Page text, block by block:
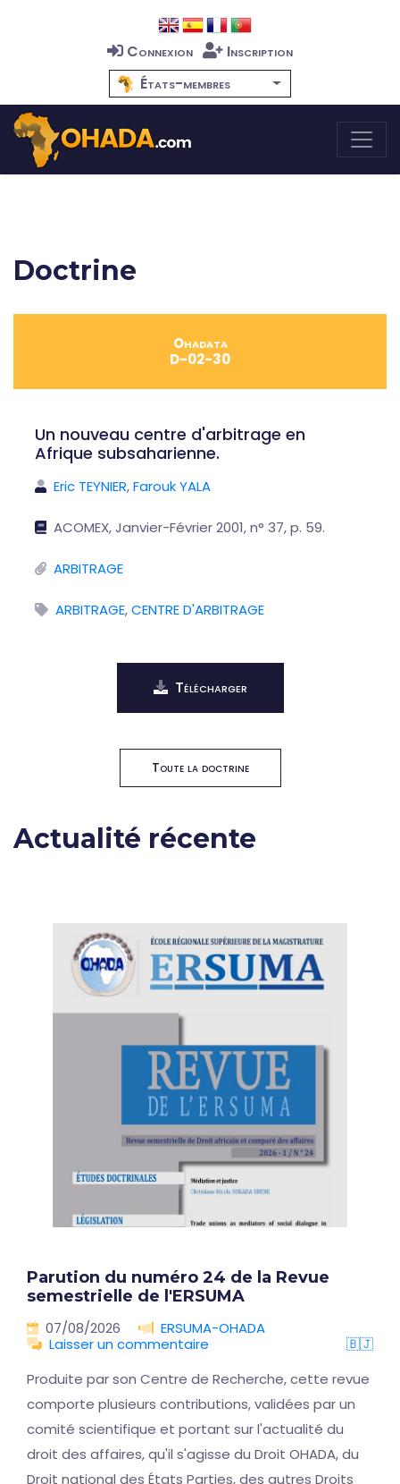
Connexion
Inscription
États-membres
Doctrine
Ohadata
D-02-30
Un nouveau centre d'arbitrage en
Afrique subsaharienne.
Eric TEYNIER,Farouk YALA
ACOMEX, Janvier-Février 2001, n° 37, p. 59.
ARBITRAGE
ARBITRAGE,CENTRE D'ARBITRAGE
Télécharger
Toute la doctrine
Actualité récente
Parution du numéro 24 de la Revue
semestrielle de l'ERSUMA
07/08/2026
ERSUMA-OHADA
Laisser un commentaire
🇧🇯
Produite par son Centre de Recherche, cette revue
comporte plusieurs contributions, validées par un
comité scientifique et portant sur l'actualité du
droit des affaires, qu'il s'agisse du Droit OHADA, du
Droit national des États Parties, des autres Droits